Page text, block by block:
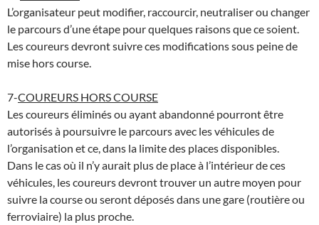
L’organisateur peut modifier, raccourcir, neutraliser ou changer
le parcours d’une étape pour quelques raisons que ce soient.
Les coureurs devront suivre ces modifications sous peine de
mise hors course.
7-COUREURS HORS COURSE
Les coureurs éliminés ou ayant abandonné pourront être
autorisés à poursuivre le parcours avec les véhicules de
l’organisation et ce, dans la limite des places disponibles.
Dans le cas où il n’y aurait plus de place à l’intérieur de ces
véhicules, les coureurs devront trouver un autre moyen pour
suivre la course ou seront déposés dans une gare (routière ou
ferroviaire) la plus proche.